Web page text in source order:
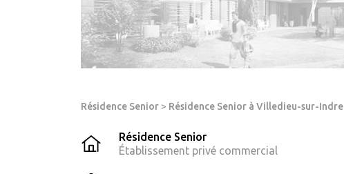
Résidence Senior > Résidence Senior à Villedieu-sur-Indre
Résidence Senior
Établissement privé commercial